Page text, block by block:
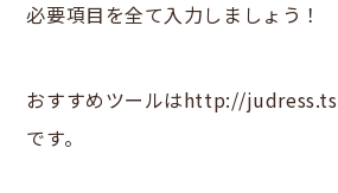
必要項目を全て入力しましょう！
おすすめツールはhttp://
です。